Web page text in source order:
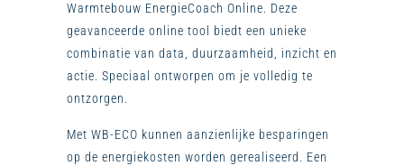
Warmtebouw EnergieCoach Online. Deze
geavanceerde online tool biedt een unieke
combinatie van data, duurzaamheid, inzicht en
actie. Speciaal ontworpen om je volledig te
ontzorgen.
Met WB-ECO kunnen aanzienlijke besparingen
op de energiekosten worden gerealiseerd. Een